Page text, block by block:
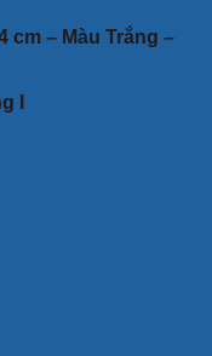
cm – Màu Trắng –
I